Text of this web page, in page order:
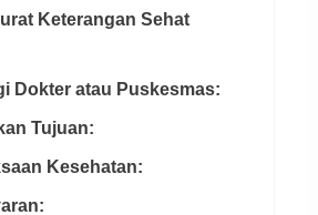
Keterangan Sehat
Dokter atau Puskesmas:
Tujuan:
Kesehatan: